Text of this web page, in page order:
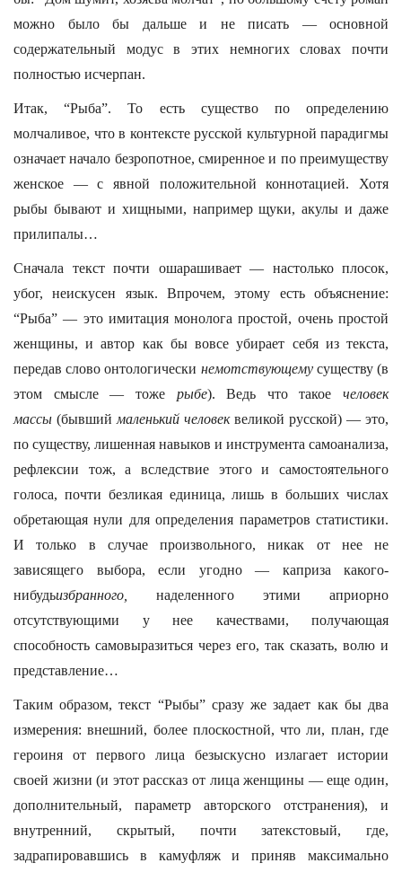
можно было бы дальше и не писать — основной
содержательный модус в этих немногих словах почти
полностью исчерпан.
Итак, “Рыба”. То есть существо по определению
молчаливое, что в контексте русской культурной парадигмы
означает начало безропотное, смиренное и по преимуществу
женское — с явной положительной коннотацией. Хотя
рыбы бывают и хищными, например щуки, акулы и даже
прилипалы…
Сначала текст почти ошарашивает — настолько плосок,
убог, неискусен язык. Впрочем, этому есть объяснение:
“Рыба” — это имитация монолога простой, очень простой
женщины, и автор как бы вовсе убирает себя из текста,
передав слово онтологически немотствующемусуществу (в
этом смысле — тоже рыбе). Ведь что такое человек
массы (бывший маленький человек великой русской) — это,
по существу, лишенная навыков и инструмента самоанализа,
рефлексии тож, а вследствие этого и самостоятельного
голоса, почти безликая единица, лишь в больших числах
обретающая нули для определения параметров статистики.
И только в случае произвольного, никак от нее не
зависящего выбора, если угодно — каприза какого-
нибудьизбранного,
наделенного этими априорно
отсутствующими у нее качествами, получающая
способность самовыразиться через его, так сказать, волю и
представление…
Таким образом, текст “Рыбы” сразу же задает как бы два
измерения: внешний, более плоскостной, что ли, план, где
героиня от первого лица безыскусно излагает истории
своей жизни (и этот рассказ от лица женщины — еще один,
дополнительный, параметр авторского отстранения), и
внутренний, скрытый, почти затекстовый, где,
задрапировавшись в камуфляж и приняв максимально